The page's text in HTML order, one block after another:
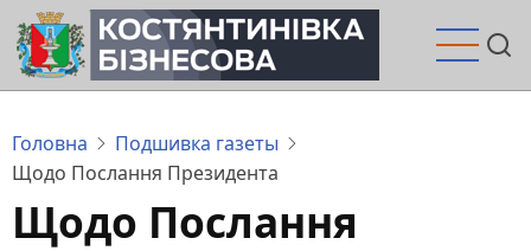
Перейти
до
основного
Головна
Подшивка газеты
Щодо Послання Президента
Щодо Послання